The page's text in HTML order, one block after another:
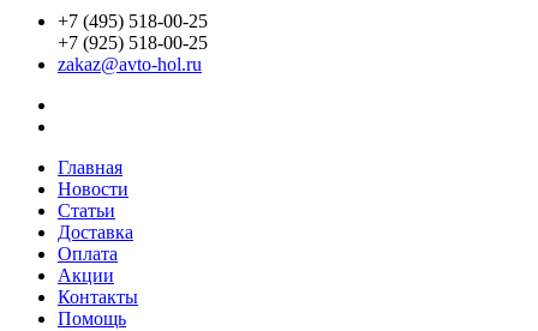
+7 (495) 518-00-25
+7 (925) 518-00-25
zakaz@avto-hol.ru
Главная
Новости
Статьи
Доставка
Оплата
Акции
Контакты
Помощь